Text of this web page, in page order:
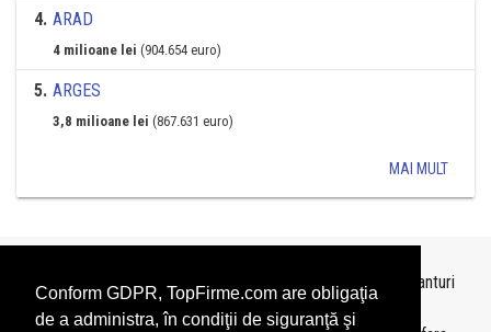
Conform GDPR, TopFirme.com are obligaţia
de a administra, în condiţii de siguranţă şi
4. ARAD
4 milioane lei (904.654 euro)
5. ARGES
3,8 milioane lei (867.631 euro)
MAI MULT
Topurile sunt realizate deTopFirme
pe baza ultimelor bilanturi
depuse si au scop informativ.